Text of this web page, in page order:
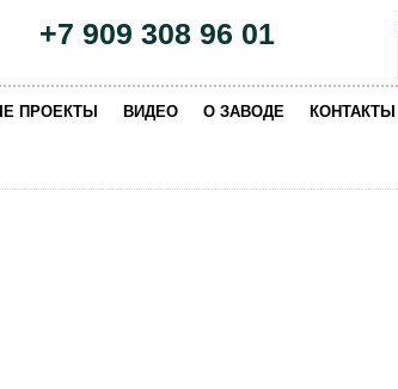
+7 909 308 96 01
ПРОЕКТЫ ВИДЕО О ЗАВОДЕ КОНТАКТЫ